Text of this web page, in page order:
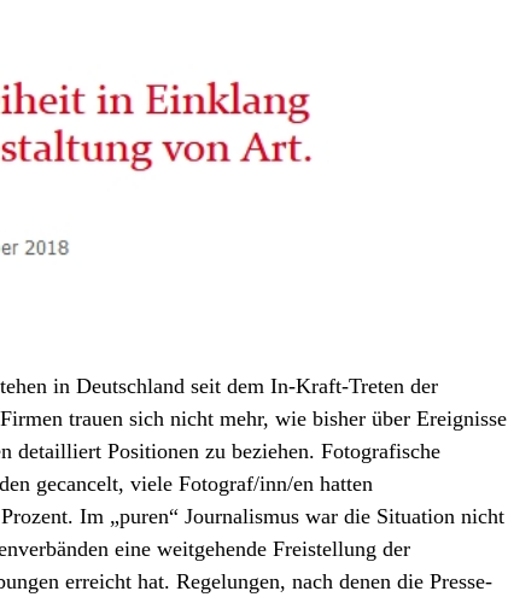
in Deutschland seit dem In-Kraft-Treten der
trauen sich nicht mehr, wie bisher über Ereignisse
detailliert Positionen zu beziehen. Fotografische
gecancelt, viele Fotograf/inn/en hatten
Im „puren“ Journalismus war die Situation nicht
eine weitgehende Freistellung der
erreicht hat. Regelungen, nach denen die Presse-